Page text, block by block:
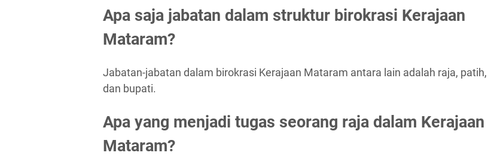
Apa saja jabatan dalam struktur birokrasi Kerajaan
Mataram?
Jabatan-jabatan dalam birokrasi Kerajaan Mataram antara lain adalah raja, patih,
dan bupati.
Apa yang menjadi tugas seorang raja dalam Kerajaan
Mataram?